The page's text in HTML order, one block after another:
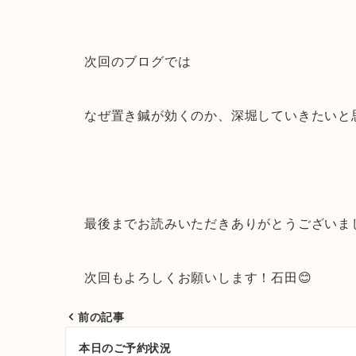
次回のブログでは
なぜ置き鍼が効くのか、深堀していきたいと
最後までお読みいただきありがとうございま
次回もよろしくお願いします！石田😊
投
前の記事
本日のご予約状況